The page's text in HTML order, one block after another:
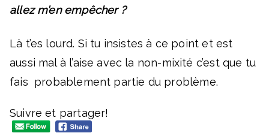
allez m’en empêcher ?
Là t’es lourd. Si tu insistes à ce point et est
aussi mal à l’aise avec la non-mixité c’est que tu
fais probablement partie du problème.
Suivre et partager!